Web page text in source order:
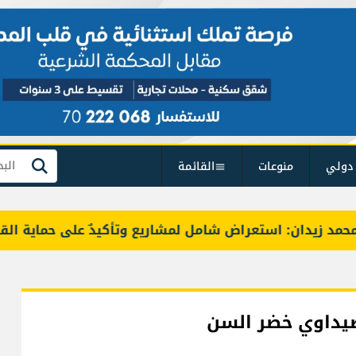
منوعات القائمة بحث
استعراض شامل لمشاريع وتأكيدٌ على حماية القيمة
خضر السن